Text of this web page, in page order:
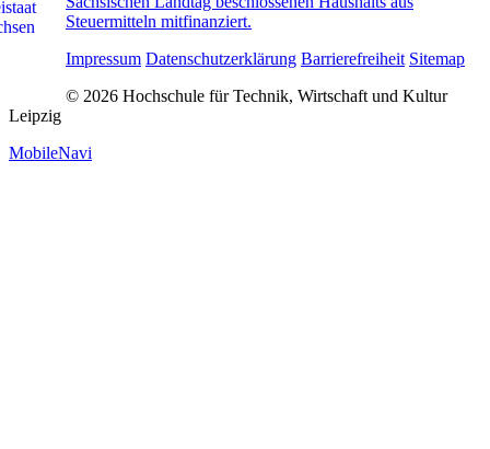
Steuermitteln mitfinanziert.
Impressum Datenschutzerklärung Barrierefreiheit Sitemap
© 2026 Hochschule für Technik, Wirtschaft und Kultur
Leipzig
MobileNavi